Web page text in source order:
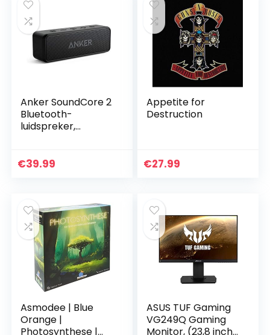
Anker SoundCore 2
Bluetooth-
luidspreker,
dubbele basdrivers,
€39.99
Appetite for
Destruction
€27.99
Asmodee | Blue
Orange |
Photosynthese |
ASUS TUF Gaming
VG249Q Gaming
Monitor, (23,8 inch